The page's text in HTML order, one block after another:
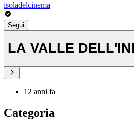
isoladelcinema
Segui
LA VALLE
12 anni fa
Categoria